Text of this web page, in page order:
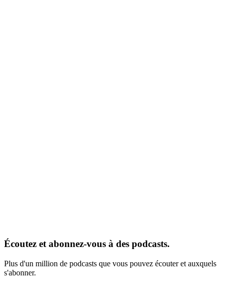
Écoutez et abonnez-vous à des podcasts.
Plus d'un million de podcasts que vous pouvez écouter et auxquels
s'abonner.